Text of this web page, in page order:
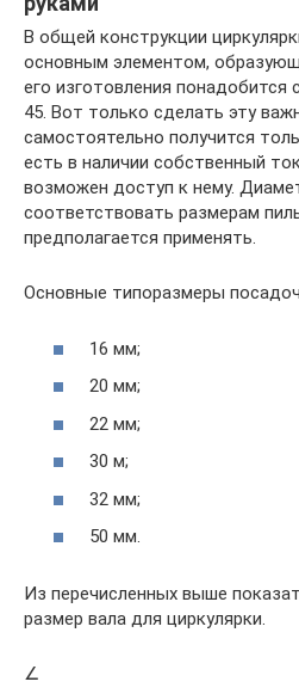
В общей конструкции
основным элементом,
его изготовления понадобится
45. Вот только сделать эту
самостоятельно получится
есть в наличии собственный
возможен доступ к нему.
соответствовать размерам
предполагается применять.
Основные типоразмеры
16 мм;
20 мм;
22 мм;
30 м;
32 мм;
50 мм.
Из перечисленных выше
размер вала для циркулярки.
∠